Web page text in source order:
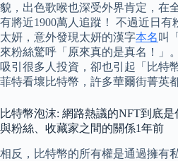
貌，出色歌喉也深受外界肯定，在
有將近1900萬人追蹤！ 不過近日有
太妍，意外發現太妍的漢字本名叫
來粉絲驚呼「原來真的是真名！」
吸引很多人投資，卻也引起「比特
菲特看壞比特幣，許多華爾街菁英
比特幣泡沫: 網路熱議的NFT到底
與粉絲、收藏家之間的關係1年前
相反，比特幣的所有權是通過擁有